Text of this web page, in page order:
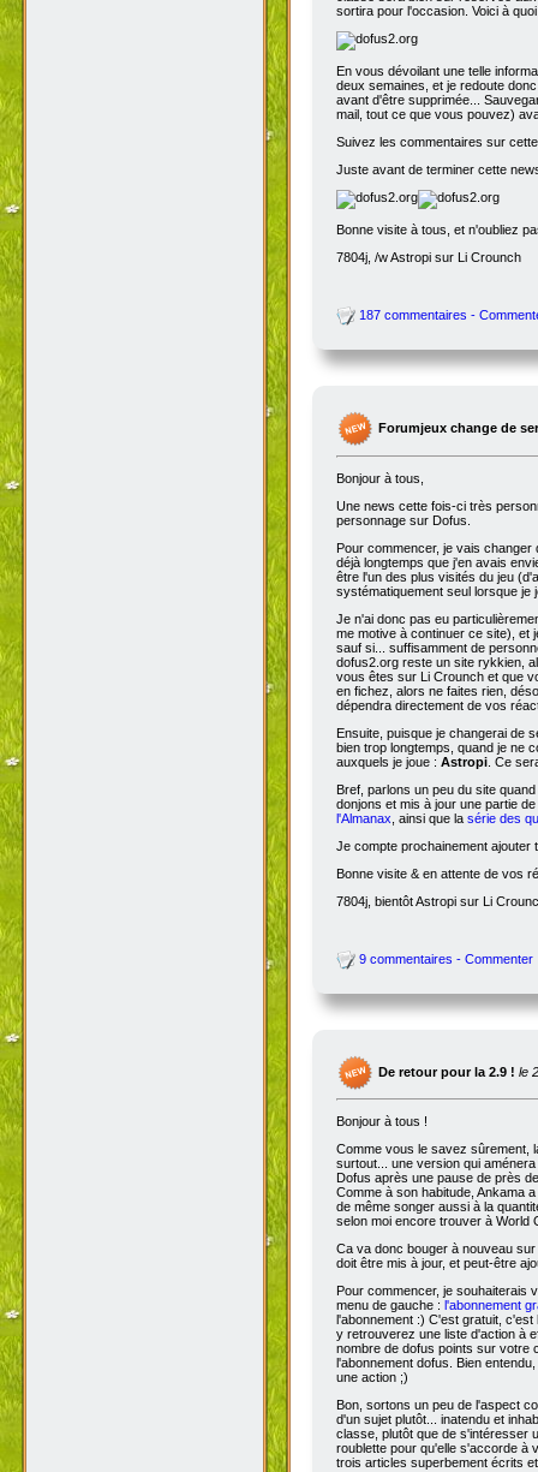
sortira pour l'occasion. Voici à
En vous dévoilant une telle
deux semaines, et je redoute
avant d'être supprimée...
mail, tout ce que vous pouvez)
Suivez les commentaires sur
Juste avant de terminer cette
Bonne visite à tous, et n'oubliez
7804j, /w Astropi sur Li Crounch
187 commentaires -
Forumjeux change de
Bonjour à tous,
Une news cette fois-ci très
personnage sur Dofus.
Pour commencer, je vais
déjà longtemps que j'en avais
être l'un des plus visités du jeu
systématiquement seul lorsque je
Je n'ai donc pas eu
me motive à continuer ce site), et
sauf si... suffisamment de
dofus2.org reste un site rykkien,
vous êtes sur Li Crounch et que
en fichez, alors ne faites rien,
dépendra directement de vos
Ensuite, puisque je changerai de
bien trop longtemps, quand je ne
auxquels je joue : Astropi . Ce
Bref, parlons un peu du site
donjons et mis à jour une partie
l'Almanax , ainsi que la série des
Je compte prochainement ajouter
Bonne visite & en attente de vos
7804j, bientôt Astropi sur Li
9 commentaires - Commenter
De retour pour la 2.9 ! le
Bonjour à tous !
Comme vous le savez sûrement,
surtout... une version qui
Dofus après une pause de près
Comme à son habitude, Ankama
de même songer aussi à la
selon moi encore trouver à World
Ca va donc bouger à nouveau
doit être mis à jour, et peut-être
Pour commencer, je
menu de gauche : l'abonnement
l'abonnement :) C'est gratuit,
y retrouverez une liste d'action à
nombre de dofus points sur votre
l'abonnement dofus. Bien
une action ;)
Bon, sortons un peu de l'aspect
d'un sujet plutôt... inatendu et
classe, plutôt que de s'intéresser
roublette pour qu'elle s'accorde à
trois articles superbement écrits